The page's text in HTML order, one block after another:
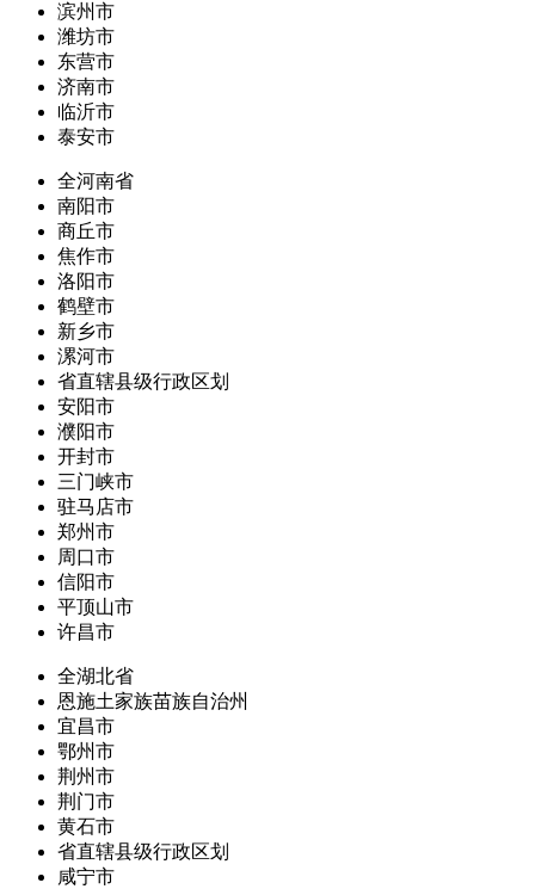
滨州市
潍坊市
东营市
济南市
临沂市
泰安市
全河南省
南阳市
商丘市
焦作市
洛阳市
鹤壁市
新乡市
漯河市
省直辖县级行政区划
安阳市
濮阳市
开封市
三门峡市
驻马店市
郑州市
周口市
信阳市
平顶山市
许昌市
全湖北省
恩施土家族苗族自治州
宜昌市
鄂州市
荆州市
荆门市
黄石市
省直辖县级行政区划
咸宁市